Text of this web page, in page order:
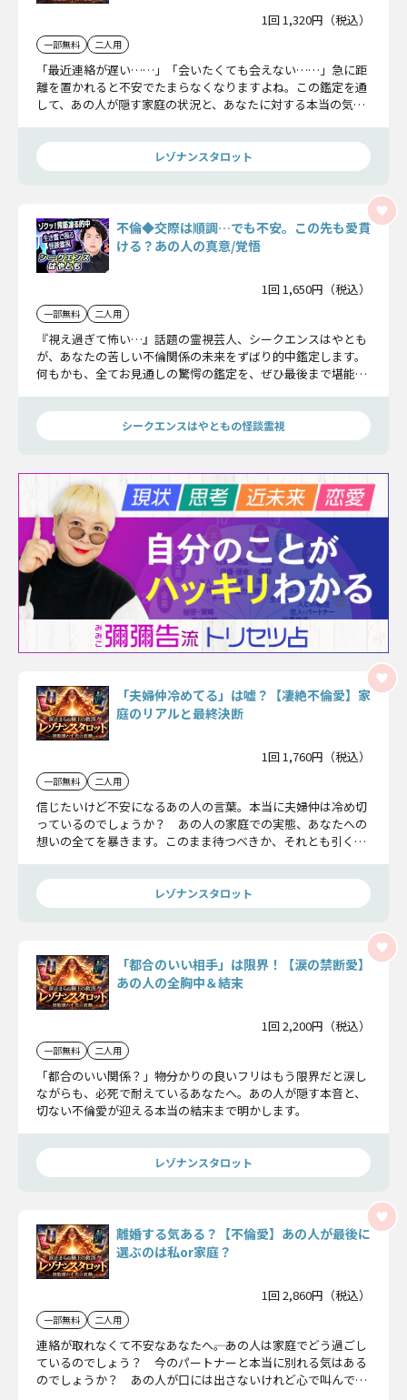
1回 1,320円（税込）
一部無料 二人用
「最近連絡が遅い……」「会いたくても会えない……」急に距
離を置かれると不安でたまらなくなりますよね。この鑑定を通
して、あの人が隠す家庭の状況と、あなたに対する本当の気持
レゾナンスタロット
不倫◆交際は順調…でも不安。この先も愛貫
ける？あの人の真意/覚悟
1回 1,650円（税込）
一部無料 二人用
『視え過ぎて怖い…』話題の霊視芸人、シークエンスはやとも
が、あなたの苦しい不倫関係の未来をずばり的中鑑定します。
何もかも、全てお見通しの驚愕の鑑定を、ぜひ最後まで堪能し
シークエンスはやともの怪談霊視
「夫婦仲冷めてる」は嘘？【凄絶不倫愛】家
庭のリアルと最終決断
1回 1,760円（税込）
一部無料 二人用
信じたいけど不安になるあの人の言葉。本当に夫婦仲は冷め切
っているのでしょうか？ あの人の家庭での実態、あなたへの
想いの全てを暴きます。このまま待つべきか、それとも引くべ
レゾナンスタロット
「都合のいい相手」は限界！【涙の禁断愛】
あの人の全胸中＆結末
1回 2,200円（税込）
一部無料 二人用
「都合のいい関係？」――物分かりの良いフリはもう限界だと涙し
ながらも、必死で耐えているあなたへ。あの人が隠す本音と、
切ない不倫愛が迎える本当の結末まで明かします。
レゾナンスタロット
離婚する気ある？【不倫愛】あの人が最後に
選ぶのは私or家庭？
1回 2,860円（税込）
一部無料 二人用
連絡が取れなくて不安なあなたへ――。あの人は家庭でどう過ごし
ているのでしょう？ 今のパートナーと本当に別れる気はある
のでしょうか？ あの人が口には出さないけれど心で叫んでい